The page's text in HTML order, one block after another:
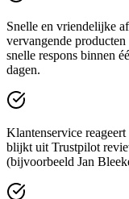
Snelle en vriendelijke
vervangende
snelle respons binnen
dagen.
Klantenservice
blijkt uit Trustpilot
(bijvoorbeeld Jan